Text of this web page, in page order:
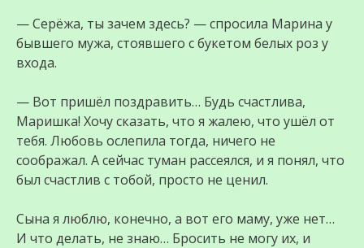
— Серёжа, ты зачем здесь? — спросила Марина у
бывшего мужа, стоявшего с букетом белых роз у
входа.
— Вот пришёл поздравить… Будь счастлива,
Маришка! Хочу сказать, что я жалею, что ушёл от
тебя. Любовь ослепила тогда, ничего не
соображал. А сейчас туман рассеялся, и я понял, что
был счастлив с тобой, просто не ценил.
Сына я люблю, конечно, а вот его маму, уже нет…
И что делать, не знаю… Бросить не могу их, и